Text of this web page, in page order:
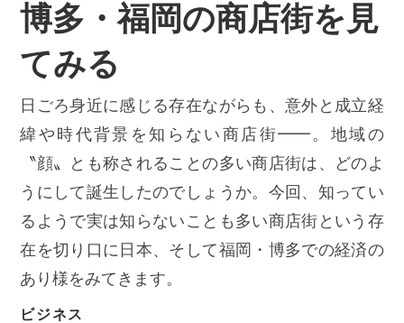
博多・福岡の商店街を見
てみる
日ごろ身近に感じる存在ながらも、意外と成立経
緯や時代背景を知らない商店街━━。地域の
〝顔〟とも称されることの多い商店街は、どのよ
うにして誕生したのでしょうか。今回、知ってい
るようで実は知らないことも多い商店街という存
在を切り口に日本、そして福岡・博多での経済の
あり様をみてきます。
ビジネス